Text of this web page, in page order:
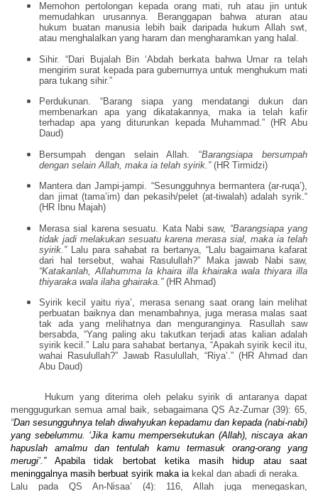
Memohon pertolongan kepada orang mati, ruh atau jin untuk
memudahkan urusannya. Beranggapan bahwa aturan atau
hukum buatan manusia lebih baik daripada hukum Allah swt,
atau menghalalkan yang haram dan mengharamkan yang halal.
Sihir. “Dari Bujalah Bin ‘Abdah berkata bahwa Umar ra telah
mengirim surat kepada para gubernurnya untuk menghukum mati
para tukang sihir.”
Perdukunan. “Barang siapa yang mendatangi dukun dan
membenarkan apa yang dikatakannya, maka ia telah kafir
terhadap apa yang diturunkan kepada Muhammad.” (HR Abu
Daud)
Bersumpah dengan selain Allah .“Barangsiapa bersumpah
dengan selain Allah, maka ia telah syirik. ” (HR Tirmidzi)
Mantera dan Jampi-jampi. “Sesungguhnya bermantera (ar-ruqa’),
dan jimat (tama’im) dan pekasih/pelet (at-tiwalah) adalah syrik.“
(HR Ibnu Majah)
Merasa sial karena sesuatu . Kata Nabisaw, “Barangsiapa yang
tidak jadi melakukan sesuatu karena merasa sial, maka ia telah
syirik. ” Lalu para sahabat ra bertanya , “Lalu bagaimana kafarat
dari hal tersebut
wahai Rasulullah?” Maka jawab Nabi saw,
“Katakanlah
Allahumma la khaira illa khairaka wala thiyara illa
thiyaraka wala ilaha ghairaka. ”(HR Ahmad)
Syirik kecil yaitu riya’, merasa senang saat orang lain melihat
perbuatan baiknya dan menambahnya, juga merasa malas saat
tak ada yang melihatnya dan menguranginya. Rasullah saw
bersabda, “Yang paling aku takutkan terjadi atas kalian adalah
syirik kecil.” Lalu para sahabat bertanya, “Apakah syirik kecil itu,
wahai Rasulullah?” Jawab Rasulullah, “Riya’.” (HR Ahmad dan
Abu Daud)
Hukum yang diterima oleh pelaku syirik di
antaranya dapat
menggugurkan semua amal baik , sebagaimana QS Az-Zumar (39): 65,
“Dan sesungguhnya telah diwahyukan kepadamu dan kepada (nabi-nabi)
yang sebelummu. ‘Jika kamu mempersekutukan (Allah), niscaya akan
hapuslah amalmu dan tentulah kamu termasuk orang-orang yang
merugi’.”Apabila tidak bertobat ketika masih hidup atau saat
meninggalnya masih berbuat syirik maka ia kekal dan abadi di neraka
Lalu pada QS An-Nisaa’ (4): 116 , Allah juga menegaskan,